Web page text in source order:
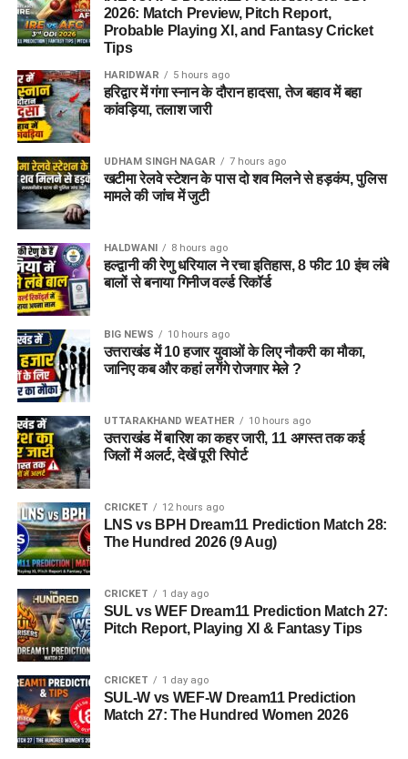
चुनाव की भाग दौड़ के बीच सीएम पुष्कर सिंह धामी अचानक पहुंचे मिनी
स्टेडियम, युवाओ के साथ खेला फुटबॉल…अनुभव किया साझा।
लोकसभा चुनाव में सर्विस वोटरों का यहाँ मिलेगा प्रतियाशियों को
अधिक फायदा…जानिए डिटेल।
घटना की संभावित वजह बताया है। स्थानीय लोगों का भी मानना है कि
आरोपी गांव का ही कोई परिचित व्यक्ति हो सकता है, जिसने इस वारदात को
अंजाम दिया।
2026: Match Preview, Pitch Report,
Probable Playing XI, and Fantasy Cricket
Tips
HARIDWAR 5 hours ago
हरिद्वार में गंगा स्नान के दौरान हादसा, तेज बहाव में बहा
कांवड़िया, तलाश जारी
UDHAM SINGH NAGAR 7 hours ago
खटीमा रेलवे स्टेशन के पास दो शव मिलने से हड़कंप, पुलिस
मामले की जांच में जुटी
HALDWANI 8 hours ago
हल्द्वानी की रेणु धरियाल ने रचा इतिहास, 8 फीट 10 इंच लंबे
बालों से बनाया गिनीज वर्ल्ड रिकॉर्ड
BIG NEWS 10 hours ago
उत्तराखंड में 10 हजार युवाओं के लिए नौकरी का मौका,
जानिए कब और कहां लगेंगे रोजगार मेले ?
UTTARAKHAND WEATHER 10 hours ago
उत्तराखंड में बारिश का कहर जारी, 11 अगस्त तक कई
जिलों में अलर्ट, देखें पूरी रिपोर्ट
CRICKET 12 hours ago
LNS vs BPH Dream11 Prediction Match 28:
The Hundred 2026 (9 Aug)
CRICKET 1 day ago
SUL vs WEF Dream11 Prediction Match 27:
Pitch Report, Playing XI & Fantasy Tips
CRICKET 1 day ago
SUL-W vs WEF-W Dream11 Prediction
Match 27: The Hundred Women 2026